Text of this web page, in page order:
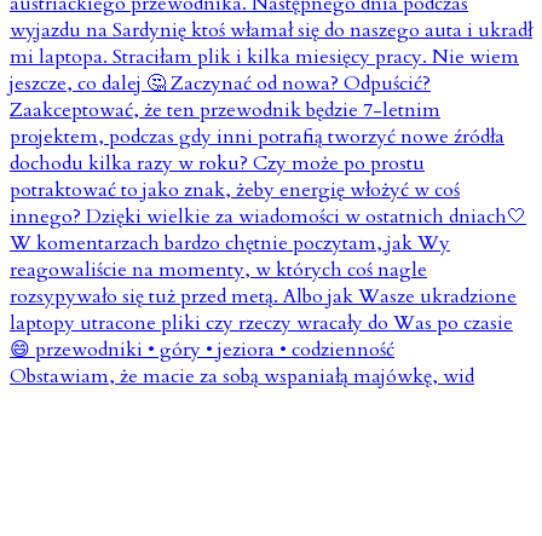
Obstawiam, że macie za sobą wspaniałą majówkę, wid